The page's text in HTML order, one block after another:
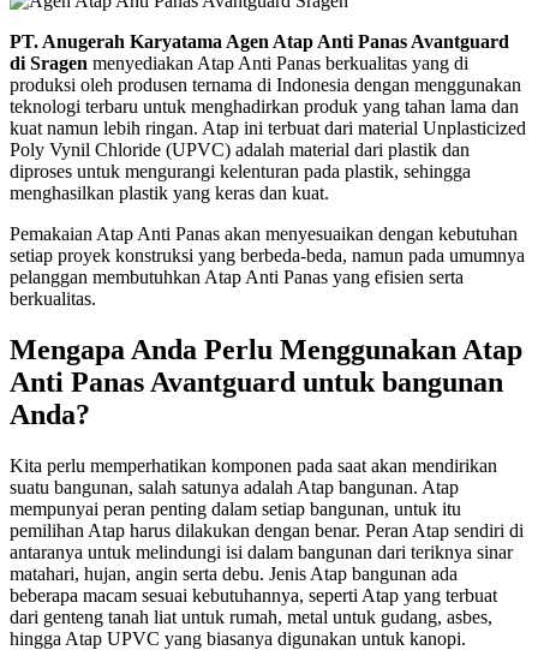
PT. Anugerah Karyatama Agen Atap Anti Panas Avantguard
di Sragen menyediakan Atap Anti Panas berkualitas yang di
produksi oleh produsen ternama di Indonesia dengan menggunakan
teknologi terbaru untuk menghadirkan produk yang tahan lama dan
kuat namun lebih ringan. Atap ini terbuat dari material Unplasticized
Poly Vynil Chloride (UPVC) adalah material dari plastik dan
diproses untuk mengurangi kelenturan pada plastik, sehingga
menghasilkan plastik yang keras dan kuat.
Pemakaian Atap Anti Panas akan menyesuaikan dengan kebutuhan
setiap proyek konstruksi yang berbeda-beda, namun pada umumnya
pelanggan membutuhkan Atap Anti Panas yang efisien serta
berkualitas.
Mengapa Anda Perlu Menggunakan Atap
Anti Panas Avantguard untuk bangunan
Anda?
Kita perlu memperhatikan komponen pada saat akan mendirikan
suatu bangunan, salah satunya adalah Atap bangunan. Atap
mempunyai peran penting dalam setiap bangunan, untuk itu
pemilihan Atap harus dilakukan dengan benar. Peran Atap sendiri di
antaranya untuk melindungi isi dalam bangunan dari teriknya sinar
matahari, hujan, angin serta debu. Jenis Atap bangunan ada
beberapa macam sesuai kebutuhannya, seperti Atap yang terbuat
dari genteng tanah liat untuk rumah, metal untuk gudang, asbes,
hingga Atap UPVC yang biasanya digunakan untuk kanopi.